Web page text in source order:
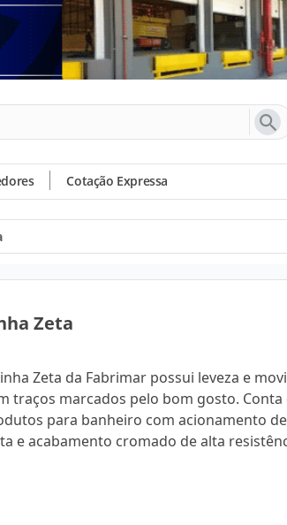
Cotação Expressa
Zeta
Zeta da Fabrimar possui leveza e
traços marcados pelo bom gosto. Conta
para banheiro com acionamento
e acabamento cromado de alta